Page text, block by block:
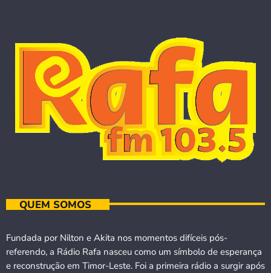
QUEM SOMOS
Fundada por Nilton e Akita nos momentos difíceis pós-
referendo, a Rádio Rafa nasceu como um símbolo de esperança
e reconstrução em Timor-Leste. Foi a primeira rádio a surgir após